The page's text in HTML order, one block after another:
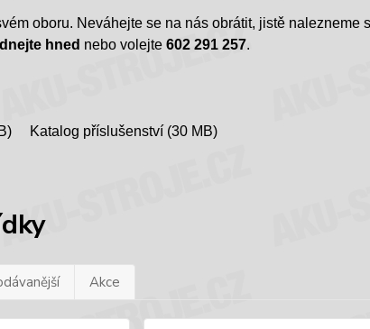
oboru. Neváhejte se na nás obrátit, jistě
hned nebo volejte 602 291 257.
Katalog příslušenství (30 MB)
Akce